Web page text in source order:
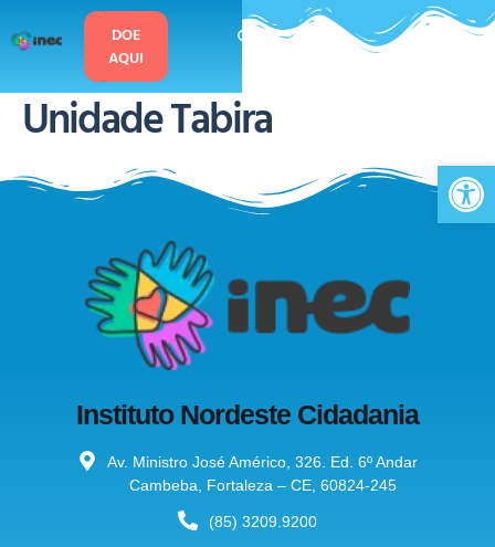
DOE
AQUI
Unidade Tabira
Instituto Nordeste Cidadania
Av. Ministro José Américo, 326. Ed. 6º Andar
Cambeba, Fortaleza – CE, 60824-245
(85) 3209.9200